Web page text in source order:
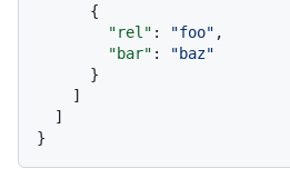
{
"rel" : "foo" ,
"bar" :
"baz"
}
]
]
}